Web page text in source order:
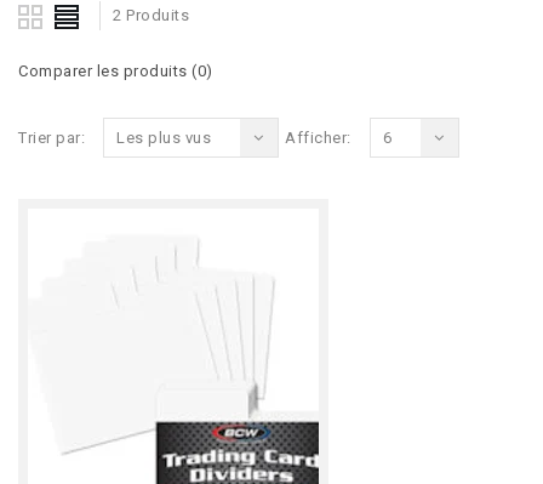
2 Produits
Comparer les produits (0)
Trier par: Les plus vus Afficher: 6